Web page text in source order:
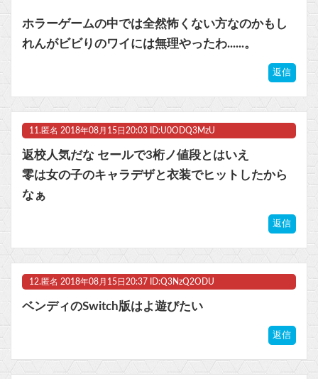
ホラーゲームの中では全然怖くない方なのかもし
れんがビビりのワイには無理やったわ......。
返信
11. 匿名 2018年08月15日20:03 ID:U0ODQ3MzU
返校人気だな セールで3桁ノ値段とはいえ
零は女の子のキャラデザと衣装でヒットしたから
なぁ
返信
12. 匿名 2018年08月15日20:37 ID:Q3NzQ2ODU
ベンディのSwitch版はよ遊びたい
返信